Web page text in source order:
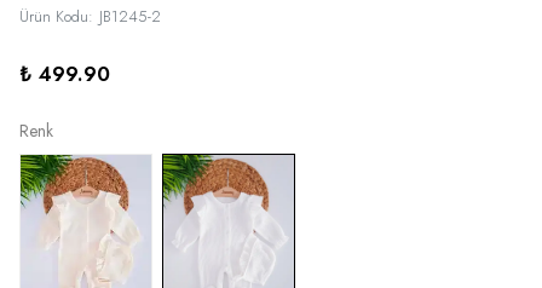
Ürün Kodu: JB1245-2
₺ 499.90
Renk